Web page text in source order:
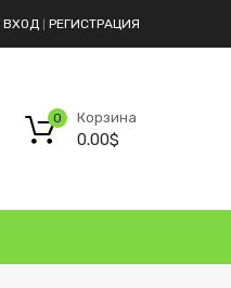
ВХОД РЕГИСТРАЦИЯ
Корзина
0.00$
0